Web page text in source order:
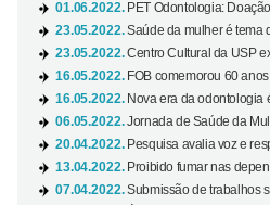
01.06.2022. PET Odontologia:
23.05.2022.Saúde da mulher é tema
23.05.2022.Centro Cultural da USP
16.05.2022. FOB comemorou 60
16.05.2022. Nova era da odontologia
06.05.2022.Jornada de Saúde da
20.04.2022. Pesquisa avalia voz e
13.04.2022. Proibido fumar nas
07.04.2022.Submissão de trabalhos